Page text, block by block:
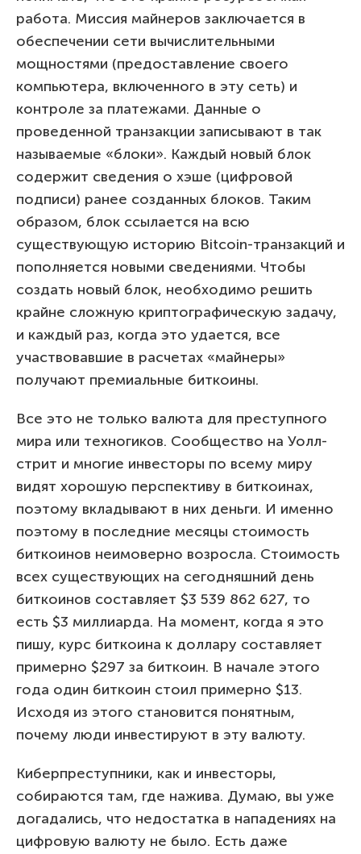
работа. Миссия майнеров заключается в
обеспечении сети вычислительными
мощностями (предоставление своего
компьютера, включенного в эту сеть) и
контроле за платежами. Данные о
проведенной транзакции записывают в так
называемые «блоки». Каждый новый блок
содержит сведения о хэше (цифровой
подписи) ранее созданных блоков. Таким
образом, блок ссылается на всю
существующую историю Bitcoin-транзакций и
пополняется новыми сведениями. Чтобы
создать новый блок, необходимо решить
крайне сложную криптографическую задачу,
и каждый раз, когда это удается, все
участвовавшие в расчетах «майнеры»
получают премиальные биткоины.
Все это не только валюта для преступного
мира или техногиков. Сообщество на Уолл-
стрит и многие инвесторы по всему миру
видят хорошую перспективу в биткоинах,
поэтому вкладывают в них деньги. И именно
поэтому в последние месяцы стоимость
биткоинов неимоверно возросла. Стоимость
всех существующих на сегодняшний день
биткоинов составляет $3 539 862 627, то
есть $3 миллиарда. На момент, когда я это
пишу, курс биткоина к доллару составляет
примерно $297 за биткоин. В начале этого
года один биткоин стоил примерно $13.
Исходя из этого становится понятным,
почему люди инвестируют в эту валюту.
Киберпреступники, как и инвесторы,
собираются там, где нажива. Думаю, вы уже
догадались, что недостатка в нападениях на
цифровую валюту не было. Есть даже